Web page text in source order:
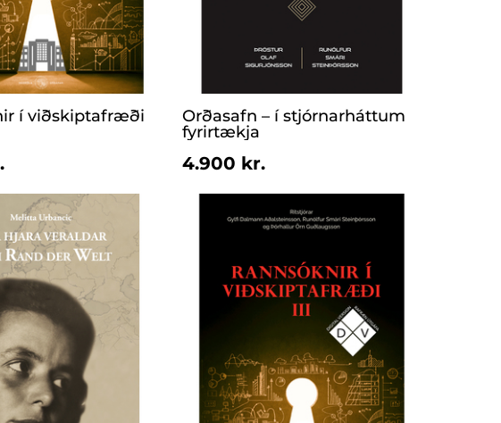
í viðskiptafræði
Orðasafn – í stjórnarháttum
fyrirtækja
4.900 kr.